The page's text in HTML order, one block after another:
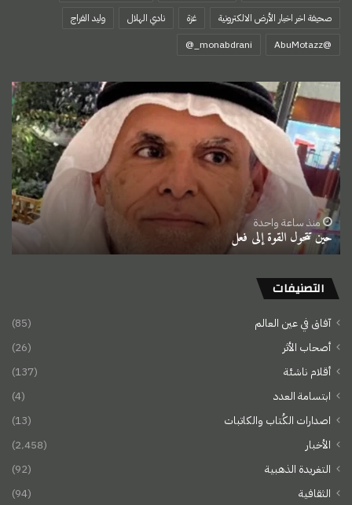
صحيفة اخر اخبار الأرض الالكترونية
غزة نادي الهلال
وليد الفراج
‏@AbuMotazz
تتحول
القوة
إلى
فعل
منذ ساعة واحدة
حين تتحول القوة إلى فعل
التصنيفات
آفاق في عين العالم
(85)
أصحاب الأثر
(26)
أقلام ناشئة
(137)
ابتسامة العدد
(4)
اصدارات الكُتاب والكاتبات
(13)
الأخبار
(2٬458)
التغريدة الذهبية
(92)
الثقافية
(94)